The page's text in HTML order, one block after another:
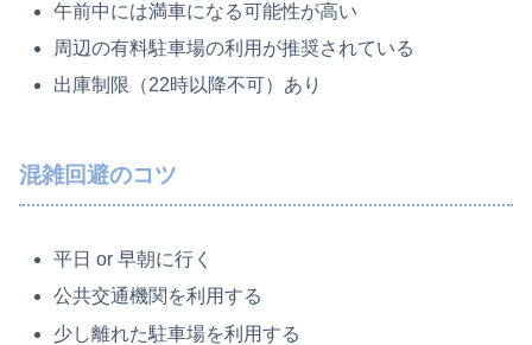
午前中には満車になる可能性が高い
周辺の有料駐車場の利用が推奨されている
出庫制限（22時以降不可）あり
混雑回避のコツ
平日 or 早朝に行く
公共交通機関を利用する
少し離れた駐車場を利用する